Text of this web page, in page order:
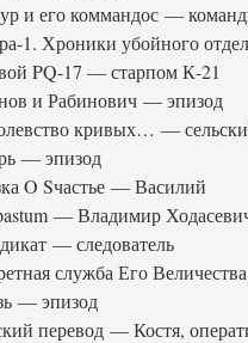
и его коммандос —
1. Хроники убойного
PQ-17 — старпом К-21
и Рабинович — эпизод
кривых… —
— эпизод
O Sчастье — Василий
— Владимир
— следователь
служба Его
— эпизод
перевод — Костя,